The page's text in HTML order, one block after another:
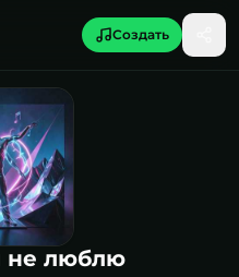
Создать
люблю